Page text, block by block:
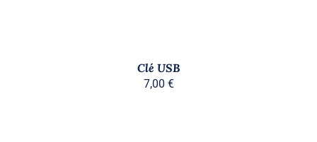
Clé USB
7,00 €